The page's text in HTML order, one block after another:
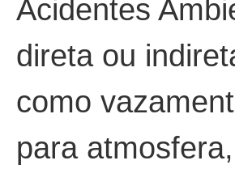
Acidentes
direta ou
como
para